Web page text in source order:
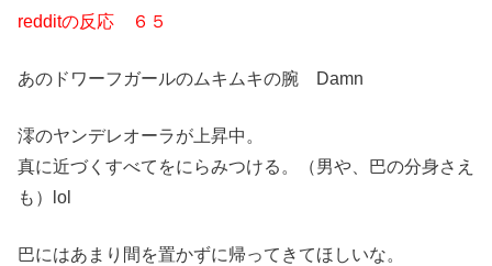
redditの反応 ６５
あのドワーフガールのムキムキの腕 Damn
澪のヤンデレオーラが上昇中。
真に近づくすべてをにらみつける。（男や、巴の分身さえ
も）lol
巴にはあまり間を置かずに帰ってきてほしいな。